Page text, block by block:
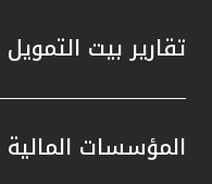
تقارير بيت
المؤسسات المالية